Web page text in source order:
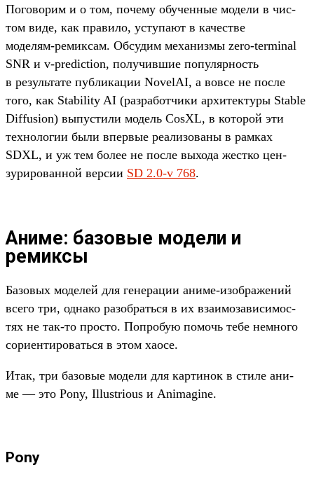
По­гово­рим и о том, почему обу­чен­ные модели в чис­
том виде, как пра­вило, усту­пают в качес­тве
моделям‑ремик­сам. Обсу­дим механиз­мы zero-terminal
SNR и v-prediction, получив­шие популяр­ность
в резуль­тате пуб­ликации NovelAI, а вов­се не пос­ле
того, как Stability AI (раз­работ­чики архи­тек­туры Stable
Diffusion) выпус­тили модель CosXL, в которой эти
тех­нологии были впер­вые реали­зова­ны в рам­ках
SDXL, и уж тем более не пос­ле выхода жес­тко цен­
зуриро­ван­ной вер­сии SD 2.0-v 768.
Аниме: базовые модели и
ремиксы
Ба­зовых моделей для генера­ции ани­ме‑изоб­ражений
все­го три, одна­ко разоб­рать­ся в их вза­имо­зави­симос­
тях не так‑то прос­то. Поп­робую помочь тебе нем­ного
сори­енти­ровать­ся в этом хаосе.
Итак, три базовые модели для кар­тинок в сти­ле ани­
ме — это Pony, Illustrious и Animagine.
Pony